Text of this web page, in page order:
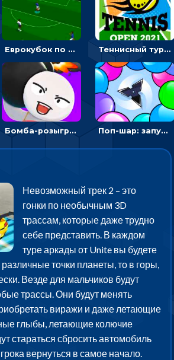
Еврокубок по футболу 2021 в 3D: пасуй мяч и бей по воротам соперника Теннисный турнир: подавать или отбивать шарик ракеткой
Бомба-розыгрыш: передавай и беги – 3D гиперказуалка Поп-шар: запускать колючку, чтобы лопать воздушные шарики
Невозможный трек 2 – это
гонки по необычным 3D
трассам, которые даже трудно
себе представить. В каждом
туре аркады от Unite вы будете
точки планеты, то в горы,
Везде для мальчиков будут
трассы. Они будут менять
виражи и даже летающие
глыбы, летающие колючие
стараться сбросить автомобиль
вернуться в самое начало.